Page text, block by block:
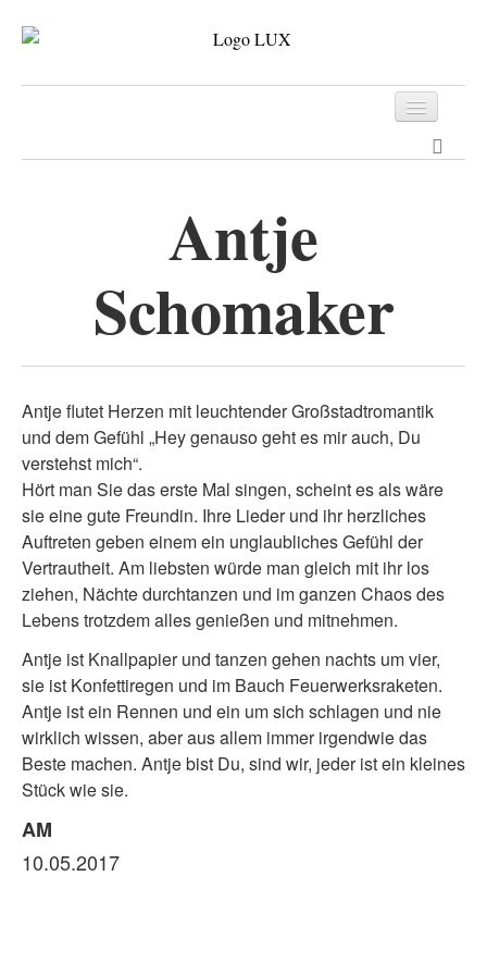
Kontakt
Antje
Schomaker
Antje flutet Herzen mit leuchtender Großstadtromantik
und dem Gefühl „Hey genauso geht es mir auch, Du
verstehst mich“.
Hört man Sie das erste Mal singen, scheint es als wäre
sie eine gute Freundin. Ihre Lieder und ihr herzliches
Auftreten geben einem ein unglaubliches Gefühl der
Vertrautheit. Am liebsten würde man gleich mit ihr los
ziehen, Nächte durchtanzen und im ganzen Chaos des
Lebens trotzdem alles genießen und mitnehmen.
Antje ist Knallpapier und tanzen gehen nachts um vier,
sie ist Konfettiregen und im Bauch Feuerwerksraketen.
Antje ist ein Rennen und ein um sich schlagen und nie
wirklich wissen, aber aus allem immer irgendwie das
Beste machen. Antje bist Du, sind wir, jeder ist ein kleines
Stück wie sie.
AM
10.05.2017